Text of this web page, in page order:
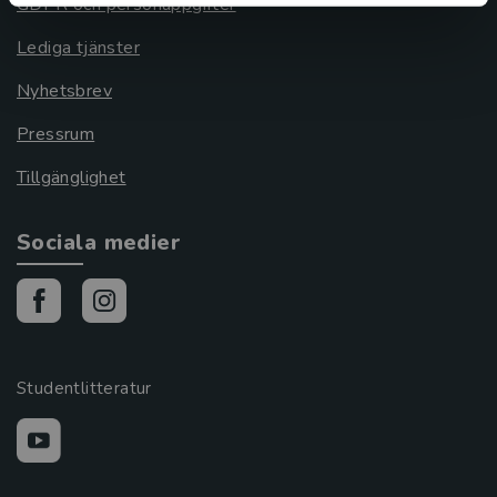
GDPR och personuppgifter
Lediga tjänster
Nyhetsbrev
Pressrum
Tillgänglighet
Sociala medier
Studentlitteratur